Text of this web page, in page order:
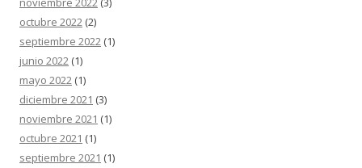
octubre 2022 (2)
septiembre 2022 (1)
junio 2022 (1)
mayo 2022 (1)
diciembre 2021 (3)
noviembre 2021 (1)
octubre 2021 (1)
septiembre 2021 (1)